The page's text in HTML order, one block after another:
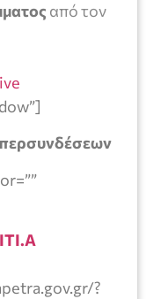
από τον
?